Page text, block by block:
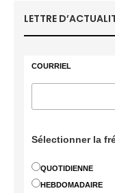
LETTRE
COURRIEL
Sélectionner la
QUOTIDIENNE
HEBDOMADAIRE